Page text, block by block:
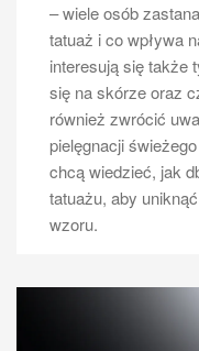
– wiele osób
tatuaż i co wpływa
interesują się także
się na skórze oraz
również zwrócić
pielęgnacji
chcą wiedzieć, jak
tatuażu, aby
wzoru.